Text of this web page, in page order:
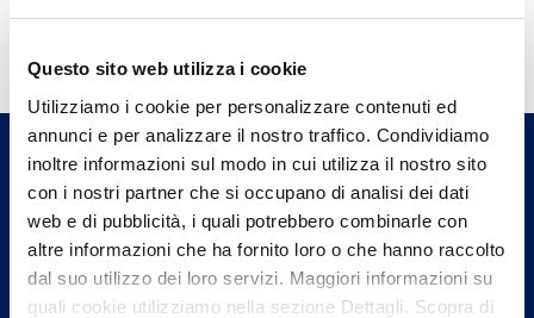
Questo sito web utilizza i cookie
Utilizziamo i cookie per personalizzare contenuti ed
annunci e per analizzare il nostro traffico. Condividiamo
inoltre informazioni sul modo in cui utilizza il nostro sito
con i nostri partner che si occupano di analisi dei dati
web e di pubblicità, i quali potrebbero combinarle con
altre informazioni che ha fornito loro o che hanno raccolto
dal suo utilizzo dei loro servizi. Maggiori informazioni su
quali cookie utilizziamo nella sezione Dettagli. Scopra di
Hai bisogno di
informazioni?
Trova l'Agenzia più vicina a te e parla con
un nostro Agente.
Contattaci